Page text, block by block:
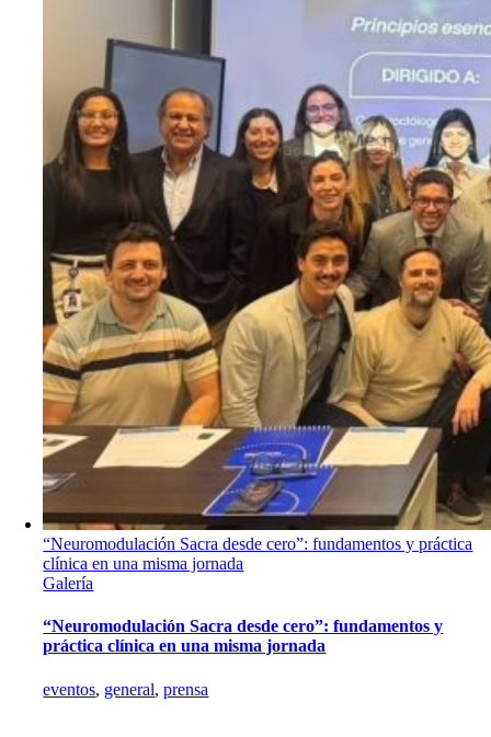
“Neuromodulación Sacra desde cero”: fundamentos y práctica
clínica en una misma jornada
Galería
“Neuromodulación Sacra desde cero”: fundamentos y
práctica clínica en una misma jornada
eventos, general,prensa